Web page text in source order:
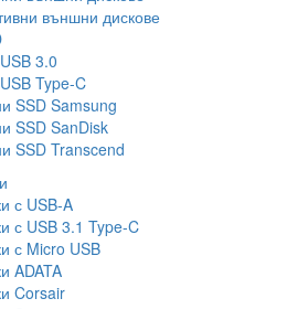
външни дискове
3.0
Type-C
SSD Samsung
SSD SanDisk
SSD Transcend
с USB-A
с USB 3.1 Type-C
с Micro USB
ADATA
Corsair